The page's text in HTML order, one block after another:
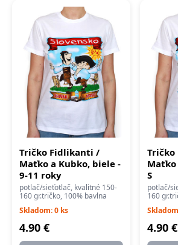
Tričko Fidlikanti /
Maťko a Kubko, biele -
9-11 roky
potlač/sieťotlač, kvalitné 150-
160 gr.tričko, 100% bavlna
Skladom: 0 ks
4.90 €
Maťko
S
potlač/
160
4.90 €